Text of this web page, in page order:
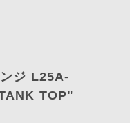
ジ L25A-
TOP"